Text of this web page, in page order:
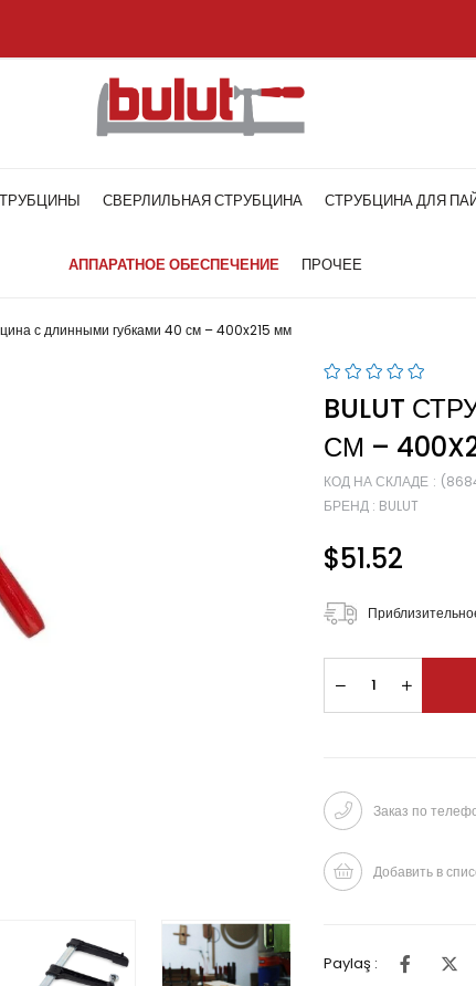
СВЕРЛИЛЬНАЯ СТРУБЦИНА СТРУБЦИНА ДЛЯ
АППАРАТНОЕ ОБЕСПЕЧЕНИЕ ПРОЧЕЕ
с длинными губками 40 см – 400x215 мм
BULUT
СМ –
КОД НА СКЛАДЕ
БРЕНД : BULUT
$51.52
Заказ по
Добавить в
Paylaş :